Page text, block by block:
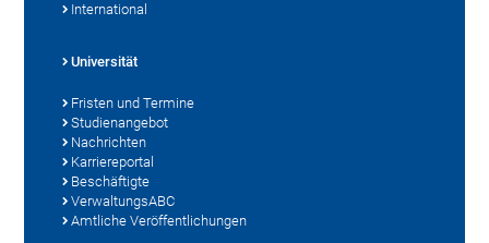
International
Universität
Fristen und Termine
Studienangebot
Nachrichten
Karriereportal
Beschäftigte
VerwaltungsABC
Amtliche Veröffentlichungen